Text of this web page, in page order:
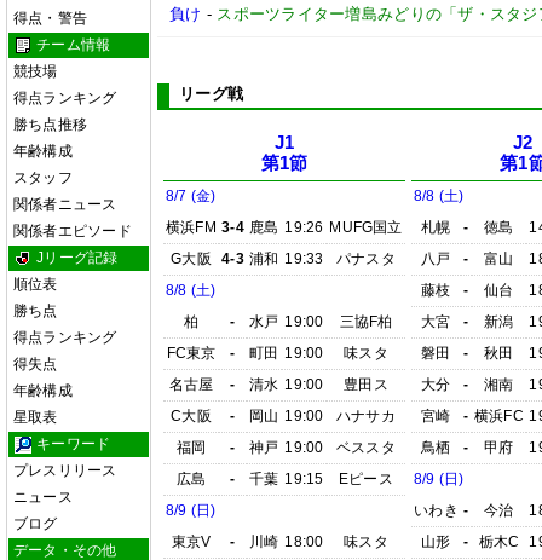
得点・警告
チーム情報
競技場
得点ランキング
勝ち点推移
年齢構成
スタッフ
関係者ニュース
関係者エピソード
Jリーグ記録
順位表
勝ち点
得点ランキング
得失点
年齢構成
星取表
キーワード
プレスリリース
ニュース
ブログ
データ・その他
負け - スポーツライター増島みどりの「ザ・スタジ
リーグ戦
J1
第1節
8/7 (金)
横浜FM 3-4 鹿島 19:26 MUFG国立
G大阪
4-3 浦和 19:33
パナスタ
8/8 (土)
柏
- 水戸 19:00
三協F柏
FC東京
- 町田 19:00
味スタ
名古屋
- 清水 19:00
豊田ス
C大阪
- 岡山 19:00
ハナサカ
福岡
- 神戸 19:00
ベススタ
広島
- 千葉 19:15
Eピース
8/9 (日)
東京V
- 川崎 18:00
味スタ
J2
第1
8/8 (土)
札幌
- 徳島
八戸
- 富山
藤枝
- 仙台
大宮
- 新潟
磐田
- 秋田
大分
- 湘南
宮崎
- 横浜FC
鳥栖
- 甲府
8/9 (日)
いわき - 今治
山形
- 栃木C